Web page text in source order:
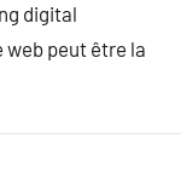
digital
web peut être la